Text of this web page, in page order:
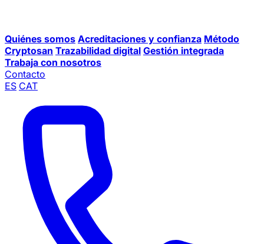
Quiénes somos Acreditaciones y confianza Método
Cryptosan Trazabilidad digital Gestión integrada
Trabaja con nosotros
Contacto
ES CAT